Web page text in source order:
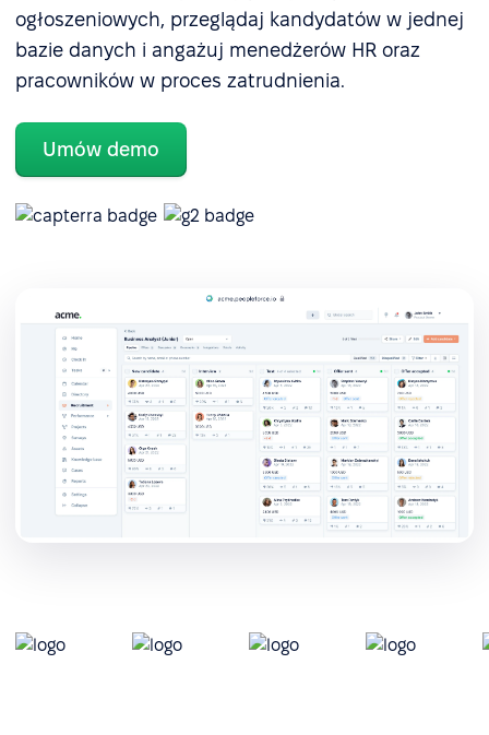
ogłoszeniowych, przeglądaj kandydatów w jednej
bazie danych i angażuj menedżerów HR oraz
pracowników w proces zatrudnienia.
Umów demo